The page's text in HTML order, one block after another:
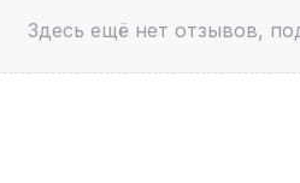
Здесь ещё нет отзывов,